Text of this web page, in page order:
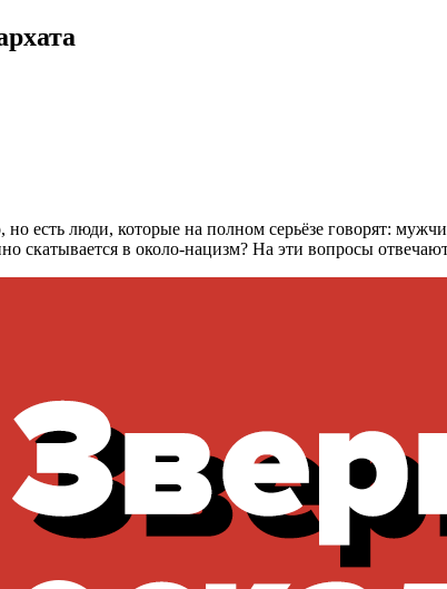
но есть люди, которые на полном серьёзе говорят:
скатывается в около-нацизм? На эти вопросы